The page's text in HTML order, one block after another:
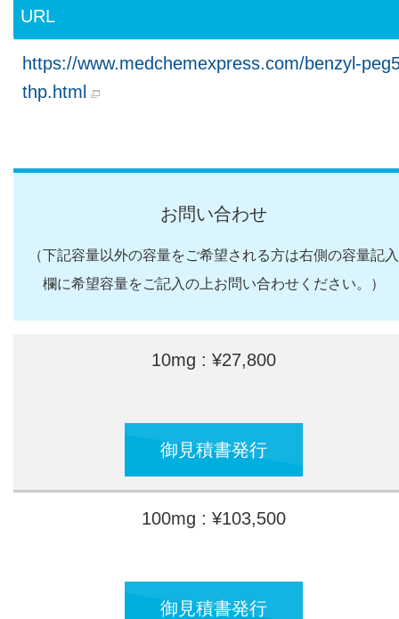
URL
https://www.medchemexpress.com/benzyl-
thp.html
お問い合わせ
（下記容量以外の容量をご希望される方は右側の容量記入
欄に希望容量をご記入の上お問い合わせください。）
10mg : ¥27,800
御見積書発行
100mg : ¥103,500
御見積書発行